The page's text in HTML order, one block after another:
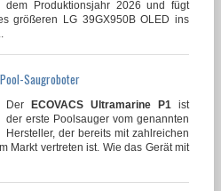
dem Produktionsjahr 2026 und fügt
größeren LG 39GX950B OLED ins
Saugroboter
Der ECOVACS Ultramarine P1 ist
der erste Poolsauger vom genannten
Hersteller, der bereits mit zahlreichen
Markt vertreten ist. Wie das Gerät mit